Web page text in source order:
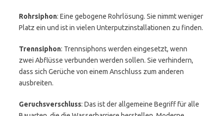
Rohrsiphon: Eine gebogene Rohrlösung. Sie nimmt weniger
Platz ein und ist in vielen Unterputzinstallationen zu finden.
Trennsiphon: Trennsiphons werden eingesetzt, wenn
zwei Abflüsse verbunden werden sollen. Sie verhindern,
dass sich Gerüche von einem Anschluss zum anderen
ausbreiten.
Geruchsverschluss: Das ist der allgemeine Begriff für alle